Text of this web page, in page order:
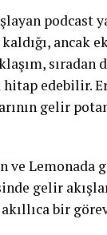
podcast
ancak
hitap edebilir.
gelir
ve Lemonada
gelir
bir